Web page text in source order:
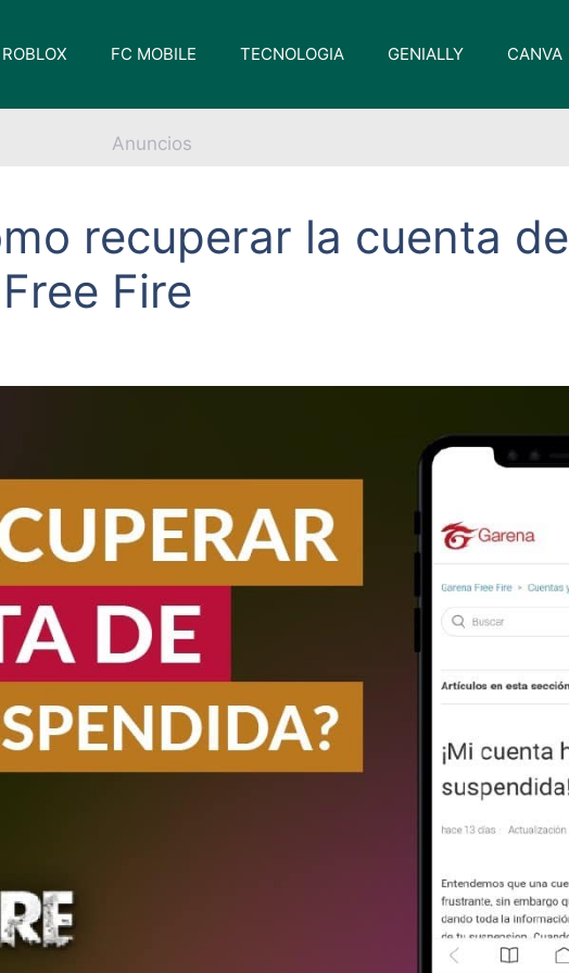
ROBLOX FC MOBILE TECNOLOGIA GENIALLY CANVA
Anuncios
recuperar la cuenta de
Fire